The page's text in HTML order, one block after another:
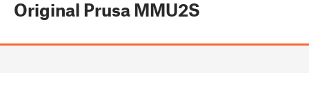
Original Prusa MMU2S